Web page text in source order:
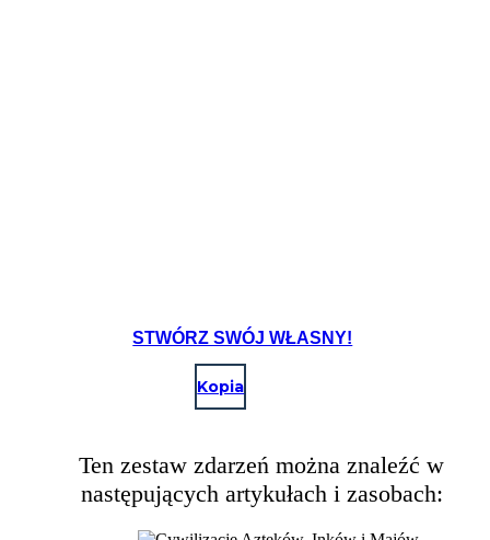
STWÓRZ SWÓJ WŁASNY!
Kopia
Ten zestaw zdarzeń można znaleźć w
następujących artykułach i zasobach: